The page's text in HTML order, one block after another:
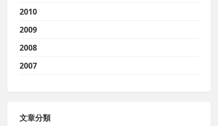
2010
2009
2008
2007
文章分類